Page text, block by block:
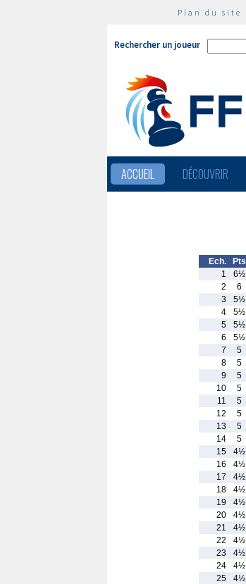
Plan du site
Rechercher un joueur
ACCUEIL DÉCOUVRIR
Ech. Pts
1
6½
2
6
3
5½
4
5½
5
5½
6
5½
7
5
8
5
9
5
10
5
11
5
12
5
13
5
14
5
15
4½
16
4½
17
4½
18
4½
19
4½
20
4½
21
4½
22
4½
23
4½
24
4½
25
4½